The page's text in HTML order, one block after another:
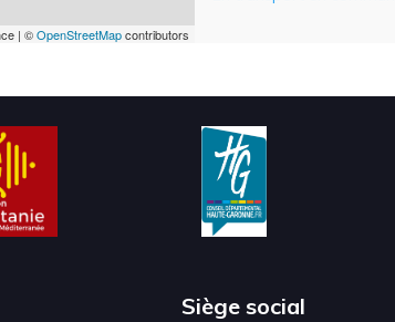
| ©OpenStreetMapcontributors
Siège social